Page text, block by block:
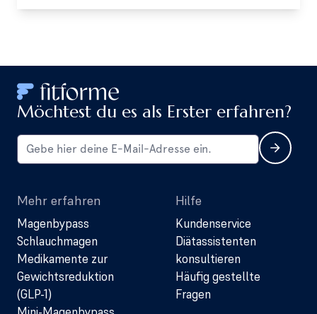
Möchtest du es als Erster erfahren?
Mehr erfahren
Magenbypass
Schlauchmagen
Medikamente zur
Gewichtsreduktion
(GLP-1)
Hilfe
Kundenservice
Diätassistenten
konsultieren
Häufig gestellte
Fragen